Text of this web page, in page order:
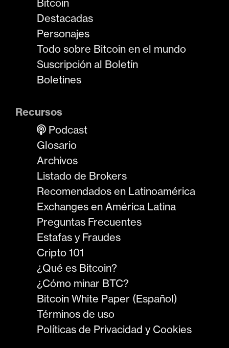
Bitcoin
Destacadas
Personajes
Todo sobre Bitcoin en el mundo
Suscripción al Boletín
Boletines
Recursos
Podcast
Glosario
Archivos
Listado de Brokers
Recomendados en Latinoamérica
Exchanges en América Latina
Preguntas Frecuentes
Estafas y Fraudes
Cripto 101
¿Qué es Bitcoin?
¿Cómo minar BTC?
Bitcoin White Paper (Español)
Términos de uso
Políticas de Privacidad y Cookies